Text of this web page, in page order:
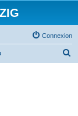
Connexion